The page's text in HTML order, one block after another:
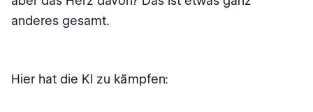
anderes gesamt.
Hier hat die KI zu kämpfen: